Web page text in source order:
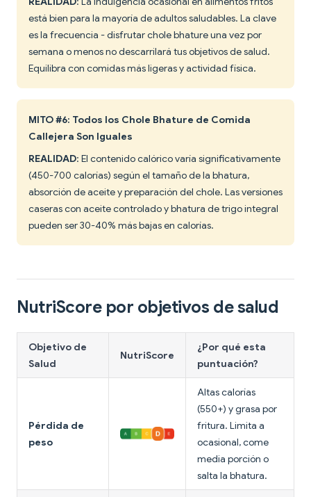
está bien para la mayoría de adultos saludables. La clave
es la frecuencia - disfrutar chole bhature una vez por
semana o menos no descarrilará tus objetivos de salud.
Equilibra con comidas más ligeras y actividad física.
MITO #6: Todos los Chole Bhature de Comida
Callejera Son Iguales
REALIDAD: El contenido calórico varía significativamente
(450-700 calorías) según el tamaño de la bhatura,
absorción de aceite y preparación del chole. Las versiones
caseras con aceite controlado y bhatura de trigo integral
pueden ser 30-40% más bajas en calorías.
NutriScore por objetivos de salud
Objetivo de
Salud
NutriScore
¿Por qué esta
puntuación?
Pérdida de
peso
Altas calorías
(550+) y grasa por
fritura. Limita a
ocasional, come
media porción o
salta la bhatura.